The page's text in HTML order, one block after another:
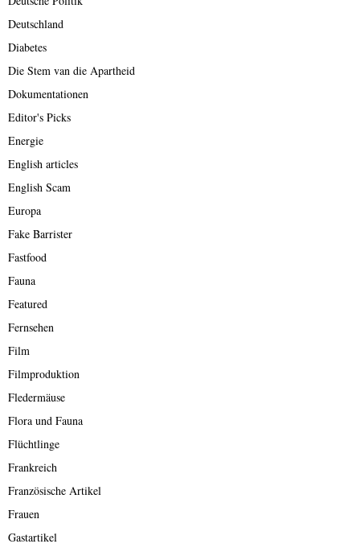
Deutschland
Diabetes
Die Stem van die Apartheid
Dokumentationen
Editor's Picks
Energie
English articles
English Scam
Europa
Fake Barrister
Fastfood
Fauna
Featured
Fernsehen
Film
Filmproduktion
Fledermäuse
Flora und Fauna
Flüchtlinge
Frankreich
Französische Artikel
Frauen
Gastartikel